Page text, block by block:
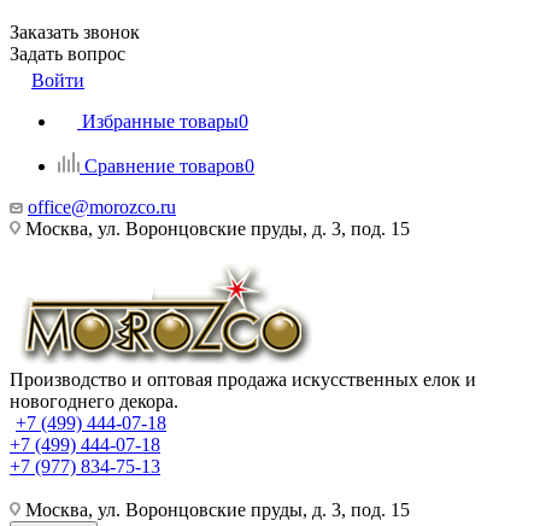
Заказать звонок
Задать вопрос
Войти
Избранные товары0
Сравнение товаров0
office@morozco.ru
Москва, ул. Воронцовские пруды, д. 3, под. 15
Производство и оптовая продажа искусственных елок и
новогоднего декора.
+7 (499) 444-07-18
+7 (499) 444-07-18
+7 (977) 834-75-13
Москва, ул. Воронцовские пруды, д. 3, под. 15